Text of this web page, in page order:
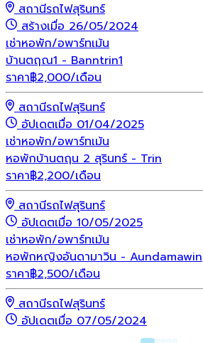
สถานีรถไฟสุรินทร์
สร้างเมื่อ 26/05/2024
เช่าหอพัก/อพาร์ทเม้น
บ้านตฤณ1 - Banntrin1
ราคา฿2,000/เดือน
สถานีรถไฟสุรินทร์
อัปเดตเมื่อ 01/04/2025
เช่าหอพัก/อพาร์ทเม้น
หอพักบ้านตฤน 2 สุรินทร์ - Trin
ราคา฿2,200/เดือน
สถานีรถไฟสุรินทร์
อัปเดตเมื่อ 10/05/2025
เช่าหอพัก/อพาร์ทเม้น
หอพักหญิงอันดามาวิน - Aundamawin
ราคา฿2,500/เดือน
สถานีรถไฟสุรินทร์
อัปเดตเมื่อ 07/05/2024